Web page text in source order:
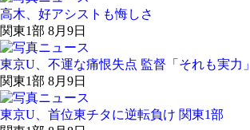
高木、好アシストも悔しさ
関東1部 8月9日
東京U、不運な痛恨失点 監督「それも実力」
関東1部 8月9日
東京U、首位東チタに逆転負け 関東1部